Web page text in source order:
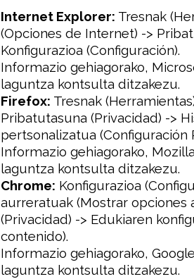
Internet Explorer: Tresnak
(Opciones de Internet) ->
Konfigurazioa (Configuración).
Informazio gehiagorako,
laguntza kontsulta ditzakezu.
Firefox: Tresnak
Pribatutasuna (Privacidad) ->
pertsonalizatua (Configuración
Informazio gehiagorako,
laguntza kontsulta ditzakezu.
Chrome: Konfigurazioa
aurreratuak (Mostrar opciones
(Privacidad) -> Edukiaren
contenido).
Informazio gehiagorako,
laguntza kontsulta ditzakezu.